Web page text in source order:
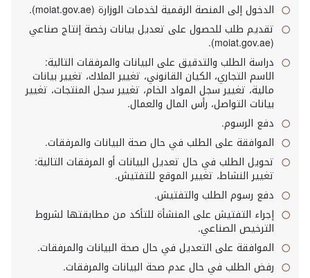
الدخول إلى المنصة الرقمية لخدمات الوزارة (moiat.gov.ae).
تقديم طلب للحصول على تعديل بيانات رخصة إنتاج صناعي
(moiat.gov.ae).
دراسة الطلب والتدقيق على البيانات والمرفقات التالية:
الاسم التجاري، الكيان القانوني، تغيير الملاك، تغيير بيانات
مالية، تغيير سجل المواد الخام، تغيير سجل المنتجات، تغيير
بيانات التواصل، رأس المال والعمال.
دفع الرسوم.
الموافقة على الطلب في حال صحة البيانات والمرفقات.
تحويل الطلب في حال تعديل البيانات أو المرفقات التالية:
تغيير النشاط، تغيير الموقع للتفتيش.
دفع رسوم الطلب والتفتيش.
إجراء التفتيش على المنشأة للتأكد من مطابقتها لشروط
الترخيص الصناعي.
الموافقة على التعديل في حال صحة البيانات والمرفقات.
رفض الطلب في حال عدم صحة البيانات والمرفقات.